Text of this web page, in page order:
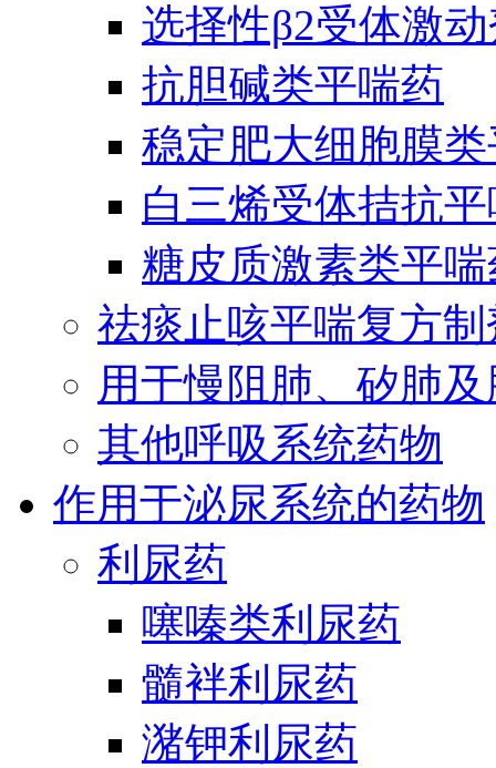
选择性β2受体激
抗胆碱类平喘药
稳定肥大细胞膜
白三烯受体拮抗
糖皮质激素类平
祛痰止咳平喘复方制
用于慢阻肺、矽肺
其他呼吸系统药物
作用于泌尿系统的药物
利尿药
噻嗪类利尿药
髓袢利尿药
潴钾利尿药